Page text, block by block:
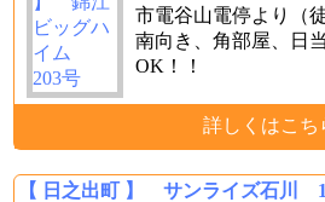
市電谷山電停より（徒
南向き、角部屋、日
OK！！
詳しくはこち
【 日之出町 】 サンライズ石川